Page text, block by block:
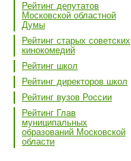
Рейтинг депутатов
Московской областной
Думы
Рейтинг старых советских
кинокомедий
Рейтинг школ
Рейтинг директоров школ
Рейтинг вузов России
Рейтинг Глав
муниципальных
образований Московской
области